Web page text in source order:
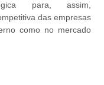
para, assim,
das empresas
como no mercado